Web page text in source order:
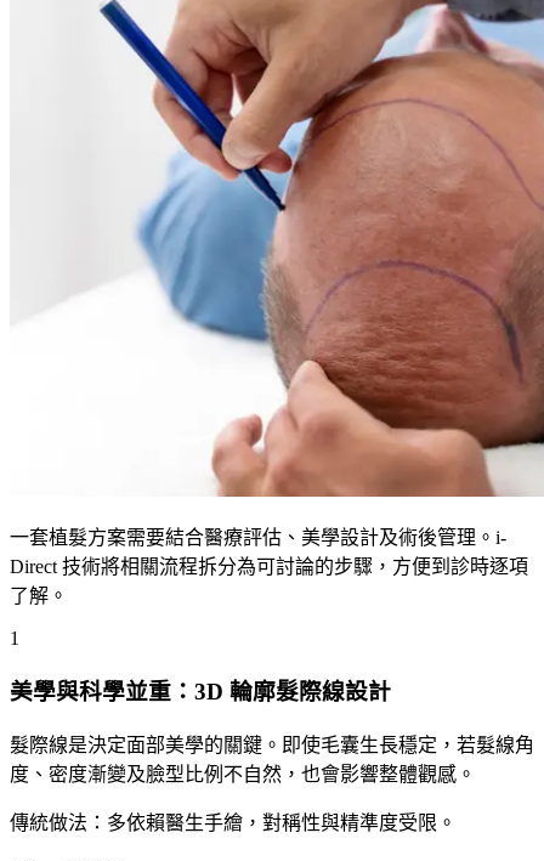
一套植髮方案需要結合醫療評估、美學設計及術後管理。i-
Direct 技術將相關流程拆分為可討論的步驟，方便到診時逐項
了解。
1
美學與科學並重：3D 輪廓髮際線設計
髮際線是決定面部美學的關鍵。即使毛囊生長穩定，若髮線角
度、密度漸變及臉型比例不自然，也會影響整體觀感。
傳統做法： 多依賴醫生手繪，對稱性與精準度受限。